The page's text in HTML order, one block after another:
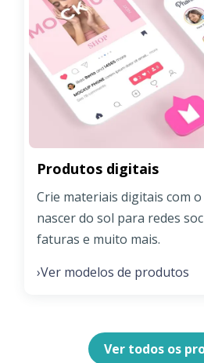
Produtos digitais
Crie materiais digitais com
nascer do sol para redes
faturas e muito mais.
›Ver modelos de produtos
Ver todos os